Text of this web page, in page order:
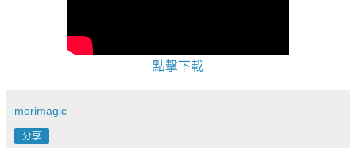
點擊下載
morimagic
分享